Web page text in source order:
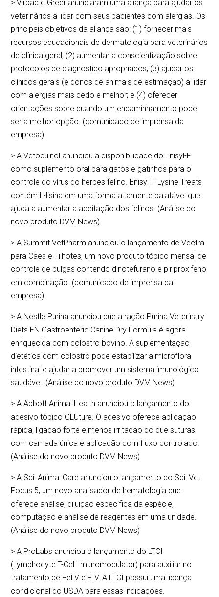
> Virbac e Greer anunciaram uma aliança para ajudar os
veterinários a lidar com seus pacientes com alergias. Os
principais objetivos da aliança são: (1) fornecer mais
recursos educacionais de dermatologia para veterinários
de clínica geral; (2) aumentar a conscientização sobre
protocolos de diagnóstico apropriados; (3) ajudar os
clínicos gerais (e donos de animais de estimação) a lidar
com alergias mais cedo e melhor; e (4) oferecer
orientações sobre quando um encaminhamento pode
ser a melhor opção. (comunicado de imprensa da
empresa)
> A Vetoquinol anunciou a disponibilidade do Enisyl-F
como suplemento oral para gatos e gatinhos para o
controle do vírus do herpes felino. Enisyl-F Lysine Treats
contém L-lisina em uma forma altamente palatável que
ajuda a aumentar a aceitação dos felinos. (Análise do
novo produto DVM News)
> A Summit VetPharm anunciou o lançamento de Vectra
para Cães e Filhotes, um novo produto tópico mensal de
controle de pulgas contendo dinotefurano e piriproxifeno
em combinação. (comunicado de imprensa da
empresa)
> A Nestlé Purina anunciou que a ração Purina Veterinary
Diets EN Gastroenteric Canine Dry Formula é agora
enriquecida com colostro bovino. A suplementação
dietética com colostro pode estabilizar a microflora
intestinal e ajudar a promover um sistema imunológico
saudável. (Análise do novo produto DVM News)
> A Abbott Animal Health anunciou o lançamento do
adesivo tópico GLUture. O adesivo oferece aplicação
rápida, ligação forte e menos irritação do que suturas
com camada única e aplicação com fluxo controlado.
(Análise do novo produto DVM News)
> A Scil Animal Care anunciou o lançamento do Scil Vet
Focus 5, um novo analisador de hematologia que
oferece análise, diluição específica da espécie,
computação e análise de reagentes em uma unidade.
(Análise do novo produto DVM News)
> A ProLabs anunciou o lançamento do LTCI
(Lymphocyte T-Cell Imunomodulator) para auxiliar no
tratamento de FeLV e FIV. A LTCI possui uma licença
condicional do USDA para essas indicações.